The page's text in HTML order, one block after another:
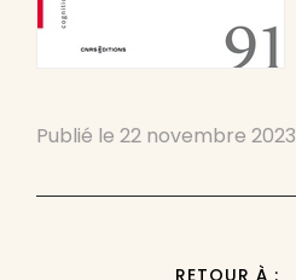
Publié le 22 novembre 2023
RETOUR À :